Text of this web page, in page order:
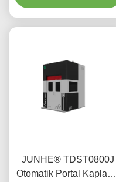
JUNHE® TDST0800J
Otomatik Portal Kaplama